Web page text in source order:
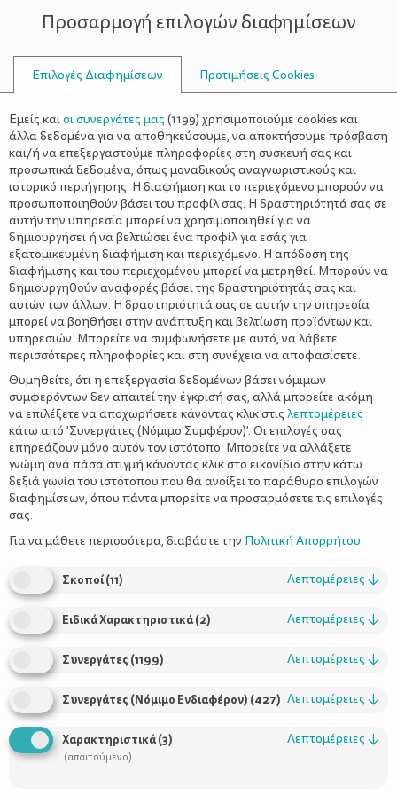
ΣΥΜΒΟΥΛΟΙ
ΕΓΚΑΤΑΛΕΊΠΟΥΝ ΤΗΝ ΚΑΡΙΈΡΑ
Ισχυροί και πετυχημένοι άνδρες που
εγκαταλείπουν την καριέρα για την
τους
Προσαρμογή επιλογών διαφημίσεων
Επιλογές Διαφημίσεων Προτιμήσεις Cookies
Εμείς καιοι συνεργάτες μας (1199) χρησιμοποιούμε cookies και
άλλα δεδομένα για να αποθηκεύσουμε, να αποκτήσουμε πρόσβαση
και/ή να επεξεργαστούμε πληροφορίες στη συσκευή σας και
προσωπικά δεδομένα, όπως μοναδικούς αναγνωριστικούς και
ιστορικό περιήγησης. Η διαφήμιση και το περιεχόμενο μπορούν να
προσωποποιηθούν βάσει του προφίλ σας. Η δραστηριότητά σας σε
αυτήν την υπηρεσία μπορεί να χρησιμοποιηθεί για να
δημιουργήσει ή να βελτιώσει ένα προφίλ για εσάς για
εξατομικευμένη διαφήμιση και περιεχόμενο. Η απόδοση της
διαφήμισης και του περιεχομένου μπορεί να μετρηθεί. Μπορούν να
δημιουργηθούν αναφορές βάσει της δραστηριότητάς σας και
αυτών των άλλων. Η δραστηριότητά σας σε αυτήν την υπηρεσία
μπορεί να βοηθήσει στην ανάπτυξη και βελτίωση προϊόντων και
υπηρεσιών. Μπορείτε να συμφωνήσετε με αυτό, να λάβετε
περισσότερες πληροφορίες και στη συνέχεια να αποφασίσετε.
Θυμηθείτε, ότι η επεξεργασία δεδομένων βάσει νόμιμων
συμφερόντων δεν απαιτεί την έγκρισή σας, αλλά μπορείτε ακόμη
να επιλέξετε να αποχωρήσετε κάνοντας κλικ στις λεπτομέρειες
κάτω από 'Συνεργάτες (Νόμιμο Συμφέρον)'. Οι επιλογές σας
επηρεάζουν μόνο αυτόν τον ιστότοπο. Μπορείτε να αλλάξετε
γνώμη ανά πάσα στιγμή κάνοντας κλικ στο εικονίδιο στην κάτω
δεξιά γωνία του ιστότοπου που θα ανοίξει το παράθυρο επιλογών
διαφημίσεων, όπου πάντα μπορείτε να προσαρμόσετε τις επιλογές
σας.
Για να μάθετε περισσότερα, διαβάστε την Πολιτική Απορρήτου.
Σκοποί(11) Λεπτομέρειες ↓
Ειδικά Χαρακτηριστικά(2) Λεπτομέρειες ↓
Συνεργάτες (1199) Λεπτομέρειες ↓
Συνεργάτες (Νόμιμο Ενδιαφέρον) (427) Λεπτομέρειες ↓
Χαρακτηριστικά(3)
(απαιτούμενο)
Λεπτομέρειες ↓